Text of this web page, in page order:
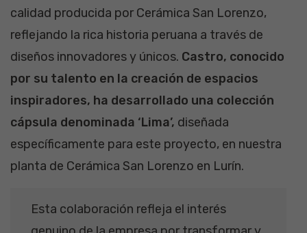
calidad producida por Cerámica San Lorenzo,
reflejando la rica historia peruana a través de
diseños innovadores y únicos. Castro, conocido
por su talento en la creación de espacios
inspiradores, ha desarrollado una colección
cápsula denominada ‘Lima’, diseñada
específicamente para este proyecto, en nuestra
planta de Cerámica San Lorenzo en Lurín.
Esta colaboración refleja el interés